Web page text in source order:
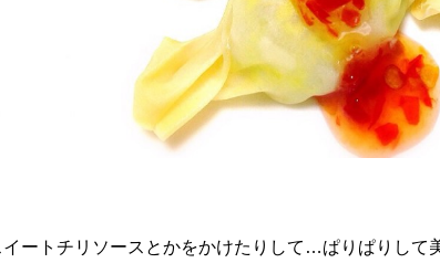
イートチリソースとかをかけたりして…ぱりぱりして